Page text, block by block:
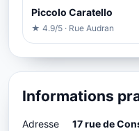
Piccolo Caratello
★ 4.9/5 · Rue Audran
Informations
Adresse 17 rue de